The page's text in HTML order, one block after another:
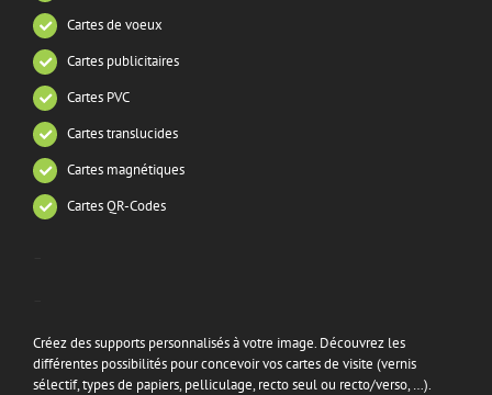
Cartes de voeux
Cartes publicitaires
Cartes PVC
Cartes translucides
Cartes magnétiques
Cartes QR-Codes
Créez des supports personnalisés à votre image. Découvrez les
différentes possibilités pour concevoir vos cartes de visite (vernis
sélectif, types de papiers, pelliculage, recto seul ou recto/verso, …).